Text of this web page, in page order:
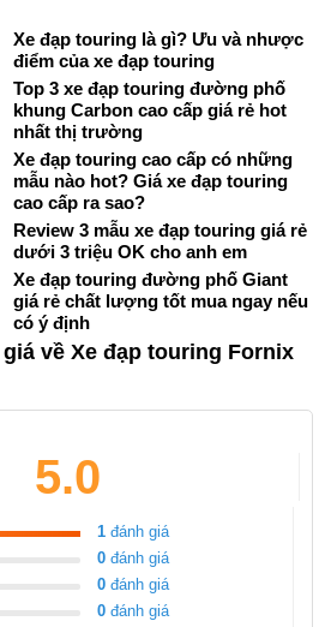
Xe đạp touring là gì? Ưu và nhược
điểm của xe đạp touring
Top 3 xe đạp touring đường phố
khung Carbon cao cấp giá rẻ hot
nhất thị trường
Xe đạp touring cao cấp có những
mẫu nào hot? Giá xe đạp touring
cao cấp ra sao?
Review 3 mẫu xe đạp touring giá rẻ
dưới 3 triệu OK cho anh em
Xe đạp touring đường phố Giant
giá rẻ chất lượng tốt mua ngay nếu
có ý định
về Xe đạp touring Fornix
5.0
1 đánh giá
0 đánh giá
0 đánh giá
0 đánh giá